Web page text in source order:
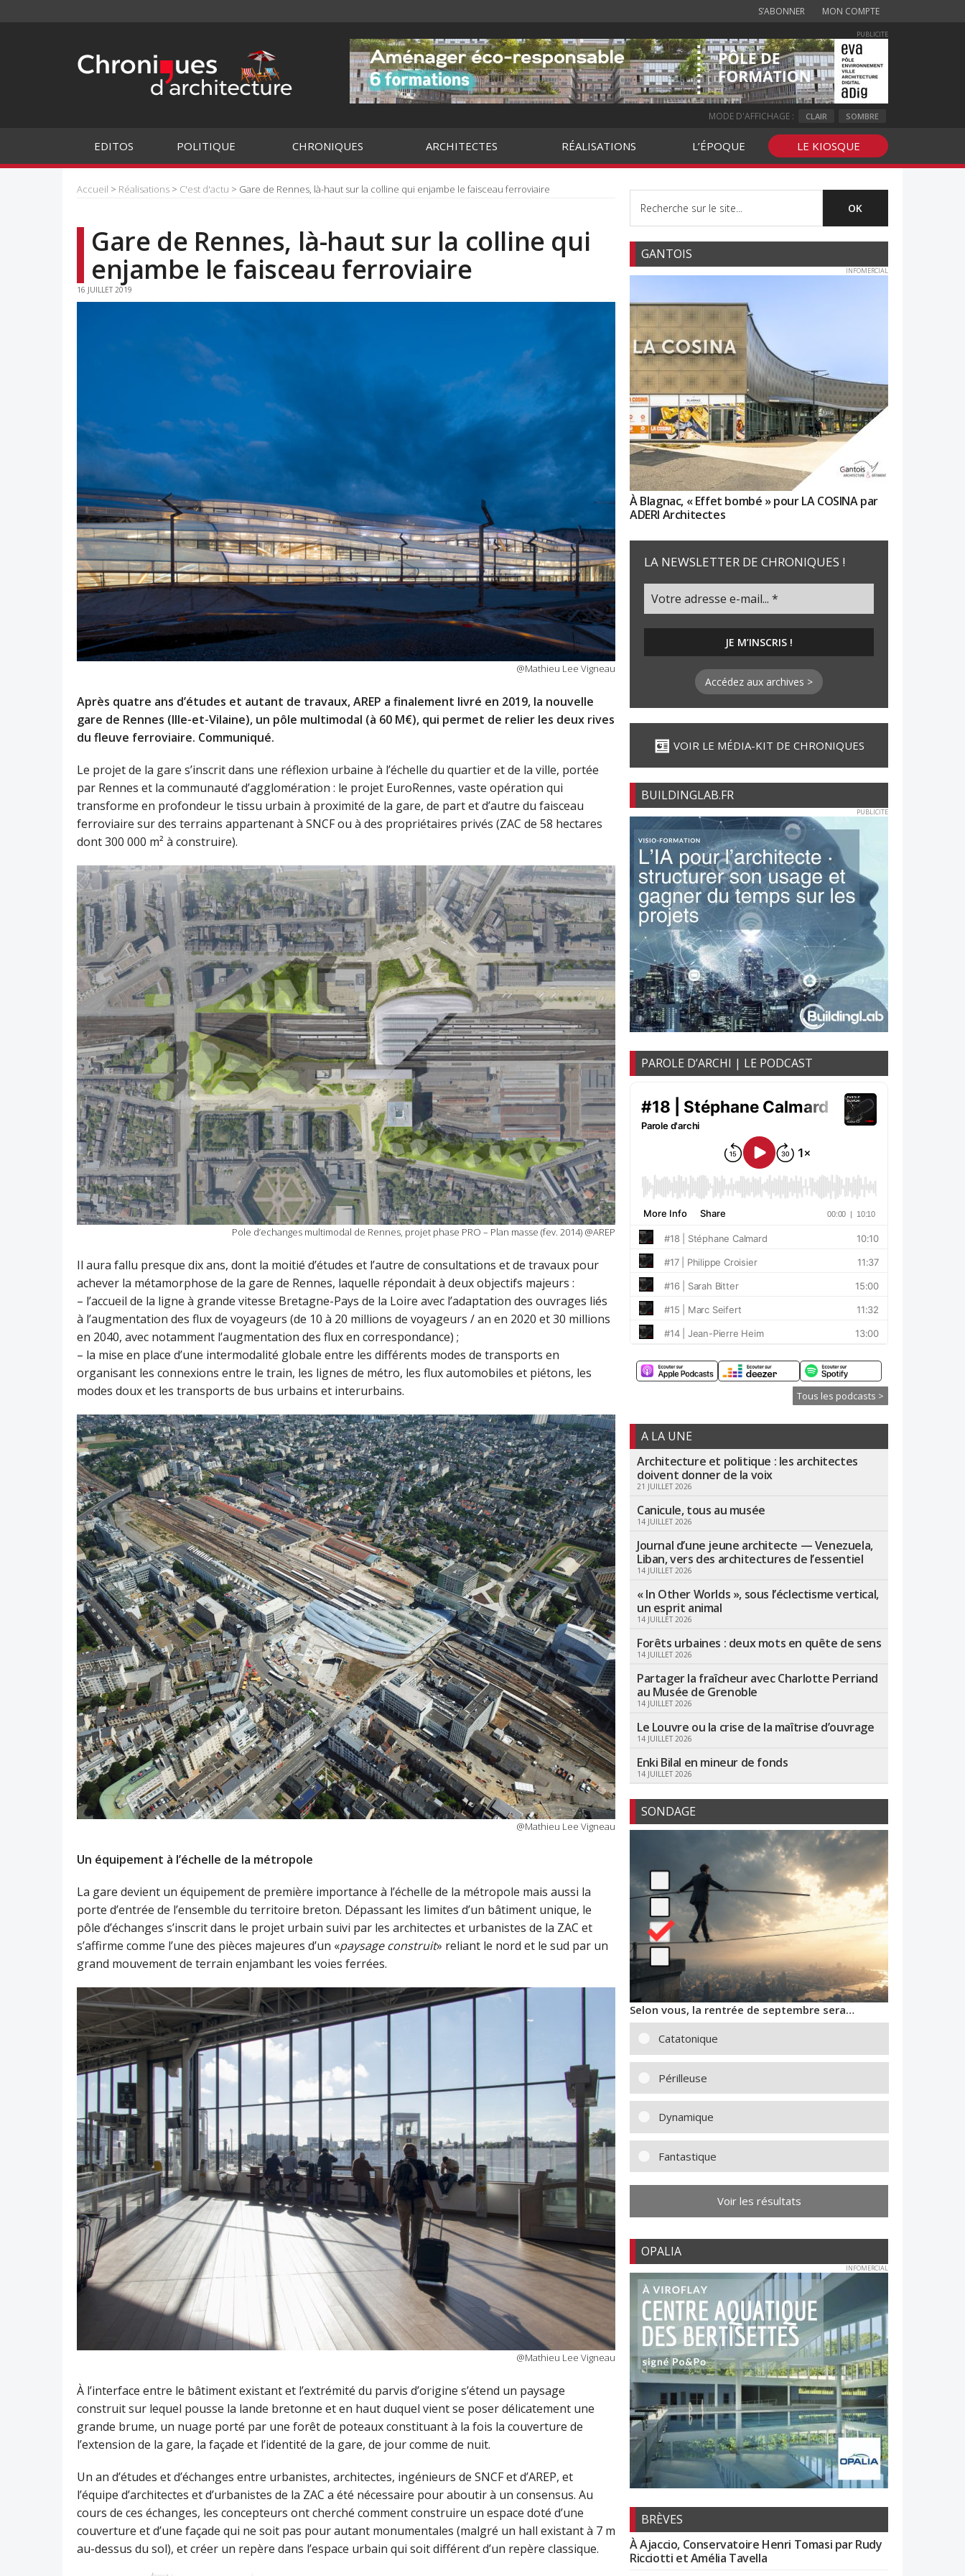
S’ABONNER MON COMPTE
PUBLICITE
MODE D'AFFICHAGE : CLAIR SOMBRE
EDITOS POLITIQUE CHRONIQUES ARCHITECTES RÉALISATIONS L’ÉPOQUE LE KIOSQUE
Accueil > Réalisations > C'est d'actu > Gare de Rennes, là-haut sur la colline qui enjambe le faisceau ferroviaire
Gare de Rennes, là-haut sur la colline qui
enjambe le faisceau ferroviaire
16 JUILLET 2019
@Mathieu Lee Vigneau
Après quatre ans d’études et autant de travaux, AREP a finalement livré en 2019, la nouvelle
gare de Rennes (Ille-et-Vilaine), un pôle multimodal (à 60 M€), qui permet de relier les deux rives
du fleuve ferroviaire. Communiqué.
Le projet de la gare s’inscrit dans une réflexion urbaine à l’échelle du quartier et de la ville, portée
par Rennes et la communauté d’agglomération : le projet EuroRennes, vaste opération qui
transforme en profondeur le tissu urbain à proximité de la gare, de part et d’autre du faisceau
ferroviaire sur des terrains appartenant à SNCF ou à des propriétaires privés (ZAC de 58 hectares
dont 300 000 m² à construire).
Pole d’echanges multimodal de Rennes, projet phase PRO – Plan masse (fev. 2014) @AREP
Il aura fallu presque dix ans, dont la moitié d’études et l’autre de consultations et de travaux pour
achever la métamorphose de la gare de Rennes, laquelle répondait à deux objectifs majeurs :
– l’accueil de la ligne à grande vitesse Bretagne-Pays de la Loire avec l’adaptation des ouvrages liés
à l’augmentation des flux de voyageurs (de 10 à 20 millions de voyageurs / an en 2020 et 30 millions
en 2040, avec notamment l’augmentation des flux en correspondance) ;
– la mise en place d’une intermodalité globale entre les différents modes de transports en
organisant les connexions entre le train, les lignes de métro, les flux automobiles et piétons, les
modes doux et les transports de bus urbains et interurbains.
@Mathieu Lee Vigneau
Un équipement à l’échelle de la métropole
La gare devient un équipement de première importance à l’échelle de la métropole mais aussi la
porte d’entrée de l’ensemble du territoire breton. Dépassant les limites d’un bâtiment unique, le
pôle d’échanges s’inscrit dans le projet urbain suivi par les architectes et urbanistes de la ZAC et
s’affirme comme l’une des pièces majeures d’un «paysage construit» reliant le nord et le sud par un
grand mouvement de terrain enjambant les voies ferrées.
@Mathieu Lee Vigneau
À l’interface entre le bâtiment existant et l’extrémité du parvis d’origine s’étend un paysage
construit sur lequel pousse la lande bretonne et en haut duquel vient se poser délicatement une
grande brume, un nuage porté par une forêt de poteaux constituant à la fois la couverture de
l’extension de la gare, la façade et l’identité de la gare, de jour comme de nuit.
Un an d’études et d’échanges entre urbanistes, architectes, ingénieurs de SNCF et d’AREP, et
l’équipe d’architectes et d’urbanistes de la ZAC a été nécessaire pour aboutir à un consensus. Au
cours de ces échanges, les concepteurs ont cherché comment construire un espace doté d’une
couverture et d’une façade qui ne soit pas pour autant monumentales (malgré un hall existant à 7 m
au-dessus du sol), et créer un repère dans l’espace urbain qui soit différent d’un repère classique.
GANTOIS
INFOMERCIAL
À Blagnac, « Effet bombé » pour LA COSINA par
ADERI Architectes
LA NEWSLETTER DE CHRONIQUES !
Accédez aux archives >
VOIR LE MÉDIA-KIT DE CHRONIQUES
BUILDINGLAB.FR
PUBLICITE
PAROLE D’ARCHI | LE PODCAST
Tous les podcasts >
A LA UNE
Architecture et politique : les architectes
doivent donner de la voix
21 JUILLET 2026
Canicule, tous au musée
14 JUILLET 2026
Journal d’une jeune architecte — Venezuela,
Liban, vers des architectures de l’essentiel
14 JUILLET 2026
« In Other Worlds », sous l’éclectisme vertical,
un esprit animal
14 JUILLET 2026
Forêts urbaines : deux mots en quête de sens
14 JUILLET 2026
Partager la fraîcheur avec Charlotte Perriand
au Musée de Grenoble
14 JUILLET 2026
Le Louvre ou la crise de la maîtrise d’ouvrage
14 JUILLET 2026
Enki Bilal en mineur de fonds
14 JUILLET 2026
SONDAGE
Selon vous, la rentrée de septembre sera…
Catatonique
Périlleuse
Dynamique
Fantastique
Voir les résultats
OPALIA
INFOMERCIAL
BRÈVES
À Ajaccio, Conservatoire Henri Tomasi par Rudy
Ricciotti et Amélia Tavella